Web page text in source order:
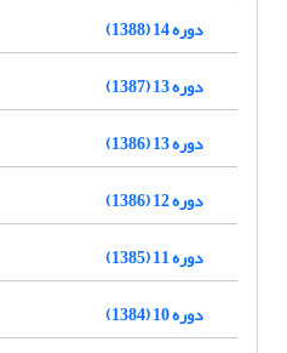
دوره 14 (1388)
دوره 13 (1387)
دوره 13 (1386)
دوره 12 (1386)
دوره 11 (1385)
دوره 10 (1384)